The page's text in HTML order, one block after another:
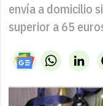
envía a domicilio
superior a 65
WhatsApp